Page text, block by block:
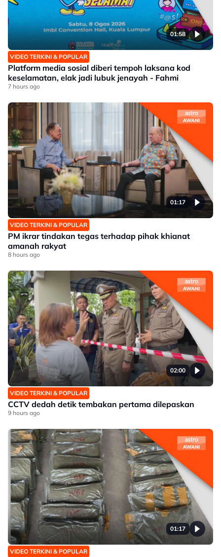
01:58
VIDEO TERKINI & POPULAR
Platform media sosial diberi tempoh laksana kod
keselamatan, elak jadi lubuk jenayah - Fahmi
7 hours ago
01:17
VIDEO TERKINI & POPULAR
PM ikrar tindakan tegas terhadap pihak khianat
amanah rakyat
8 hours ago
02:00
VIDEO TERKINI & POPULAR
CCTV dedah detik tembakan pertama dilepaskan
9 hours ago
01:17
VIDEO TERKINI & POPULAR